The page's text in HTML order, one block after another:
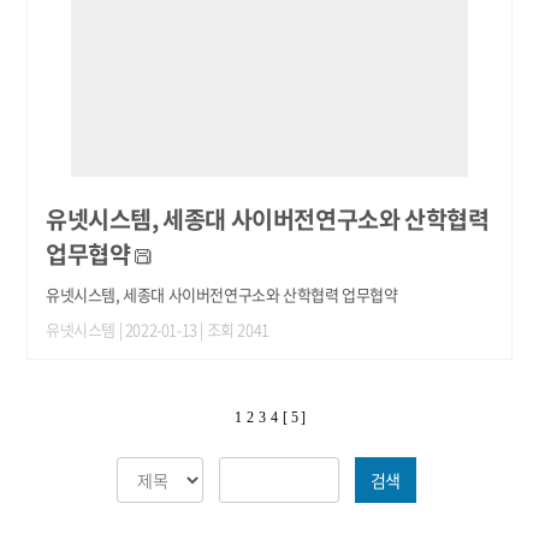
유넷시스템, 세종대 사이버전연구소와 산학협력
업무협약
유넷시스템, 세종대 사이버전연구소와 산학협력 업무협약
유넷시스템 | 2022-01-13 | 조회 2041
1 2 3 4 [ 5 ]
검색